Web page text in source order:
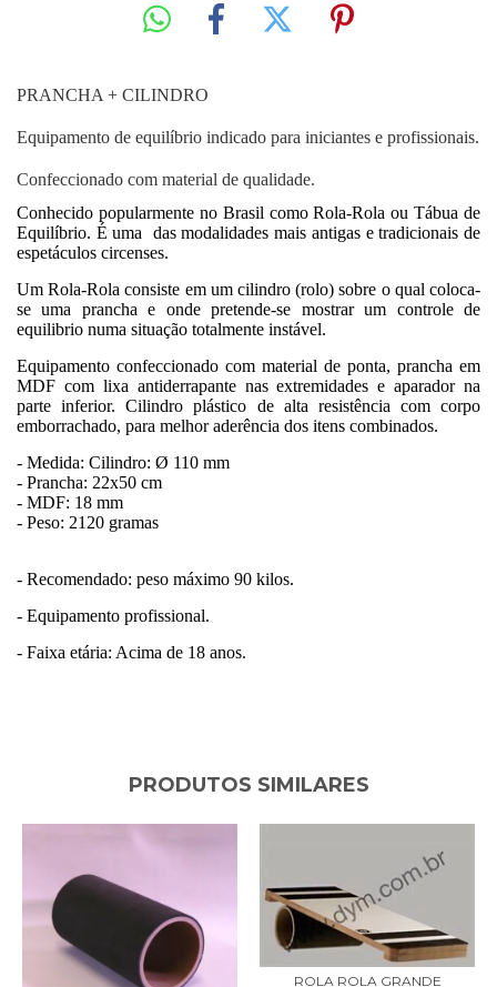
PRANCHA + CILINDRO
Equipamento de equilíbrio indicado para iniciantes e profissionais.
Confeccionado com material de qualidade.
Conhecido popularmente no Brasil como Rola-Rola ou Tábua de
Equilíbrio. É uma das modalidades mais antigas e tradicionais de
espetáculos circenses.
Um Rola-Rola consiste em um cilindro (rolo) sobre o qual coloca-
se uma prancha e onde pretende-se mostrar um controle de
equilibrio numa situação totalmente instável.
Equipamento confeccionado com material de ponta, prancha em
MDF com lixa antiderrapante nas extremidades e aparador na
parte inferior. Cilindro plástico de alta resistência com corpo
emborrachado, para melhor aderência dos itens combinados.
- Medida: Cilindro: Ø 110 mm
- Prancha: 22x50 cm
- MDF: 18 mm
- Peso: 2120 gramas
- Recomendado: peso máximo 90 kilos.
- Equipamento profissional.
- Faixa etária: Acima de 18 anos.
PRODUTOS SIMILARES
ROLA ROLA GRANDE